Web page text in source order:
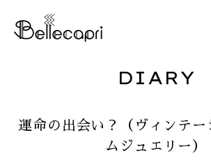
DIARY
運命の出会い？（ヴィンテー
ムジュエリー）